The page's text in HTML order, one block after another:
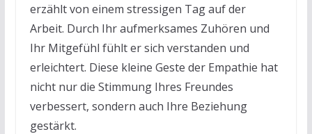
erzählt von einem stressigen Tag auf der
Arbeit. Durch Ihr aufmerksames Zuhören und
Ihr Mitgefühl fühlt er sich verstanden und
erleichtert. Diese kleine Geste der Empathie hat
nicht nur die Stimmung Ihres Freundes
verbessert, sondern auch Ihre Beziehung
gestärkt.